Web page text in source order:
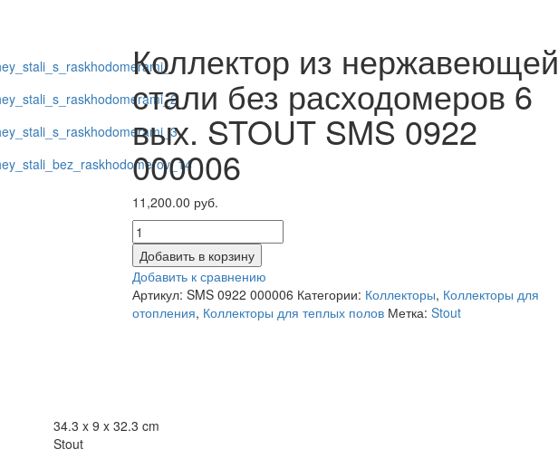
Коллектор из нержавеющей
стали без расходомеров 6
вых. STOUT SMS 0922
000006
11,200.00 руб.
Добавить в корзину
Добавить к сравнению
Артикул: SMS 0922 000006 Категории: Коллекторы, Коллекторы для
отопления, Коллекторы для теплых полов Метка: Stout
34.3 x 9 x 32.3 cm
Stout